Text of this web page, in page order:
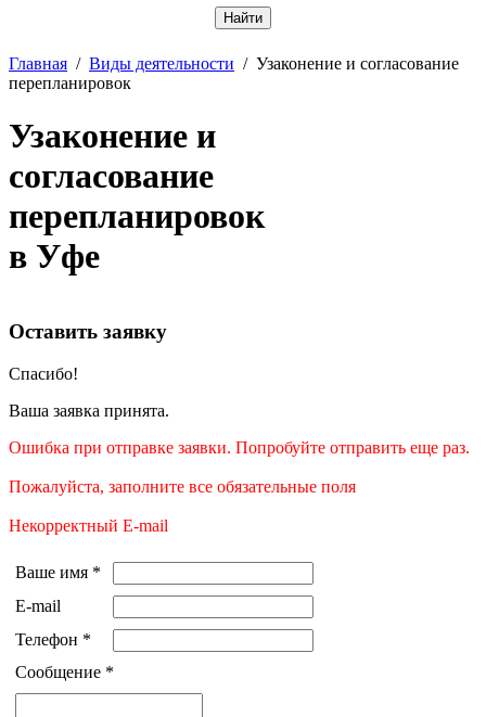
Главная / Виды деятельности / Узаконение и согласование
перепланировок
Узаконение и
согласование
перепланировок
в Уфе
Оставить заявку
Спасибо!
Ваша заявка принята.
Ошибка при отправке заявки. Попробуйте отправить еще раз.
Пожалуйста, заполните все обязательные поля
Некорректный E-mail
Ваше имя *
E-mail
Телефон *
Сообщение *